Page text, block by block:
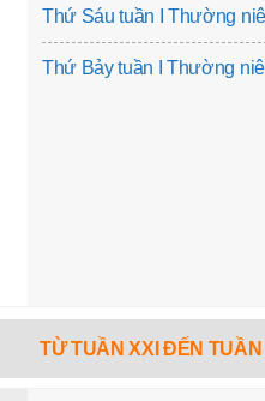
Thứ Sáu tuần I Thường
Thứ Bảy tuần I Thường
TỪ TUẦN XXI ĐẾN TUẦN